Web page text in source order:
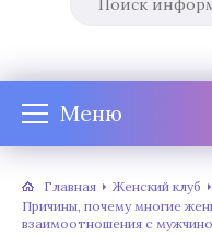
Меню
Главная
Женский клуб
Причины, почему многие
взаимоотношения с